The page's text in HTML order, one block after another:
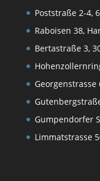
Poststraße 2-4,
Raboisen 38,
Bertastraße 3,
Georgenstrasse
Gumpendorfer
Limmatstrasse